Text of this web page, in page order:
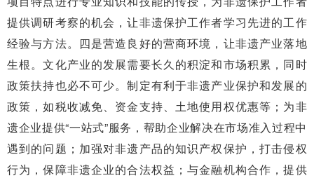
提供调研考察的机会，让非遗保护工作者学习先进的工作
经验与方法。四是营造良好的营商环境，让非遗产业落地
生根。文化产业的发展需要长久的积淀和市场积累，同时
政策扶持也必不可少。制定有利于非遗产业保护和发展的
政策，如税收减免、资金支持、土地使用权优惠等；为非
遗企业提供“一站式”服务，帮助企业解决在市场准入过程中
遇到的问题；加强对非遗产品的知识产权保护，打击侵权
行为，保障非遗企业的合法权益；与金融机构合作，提供